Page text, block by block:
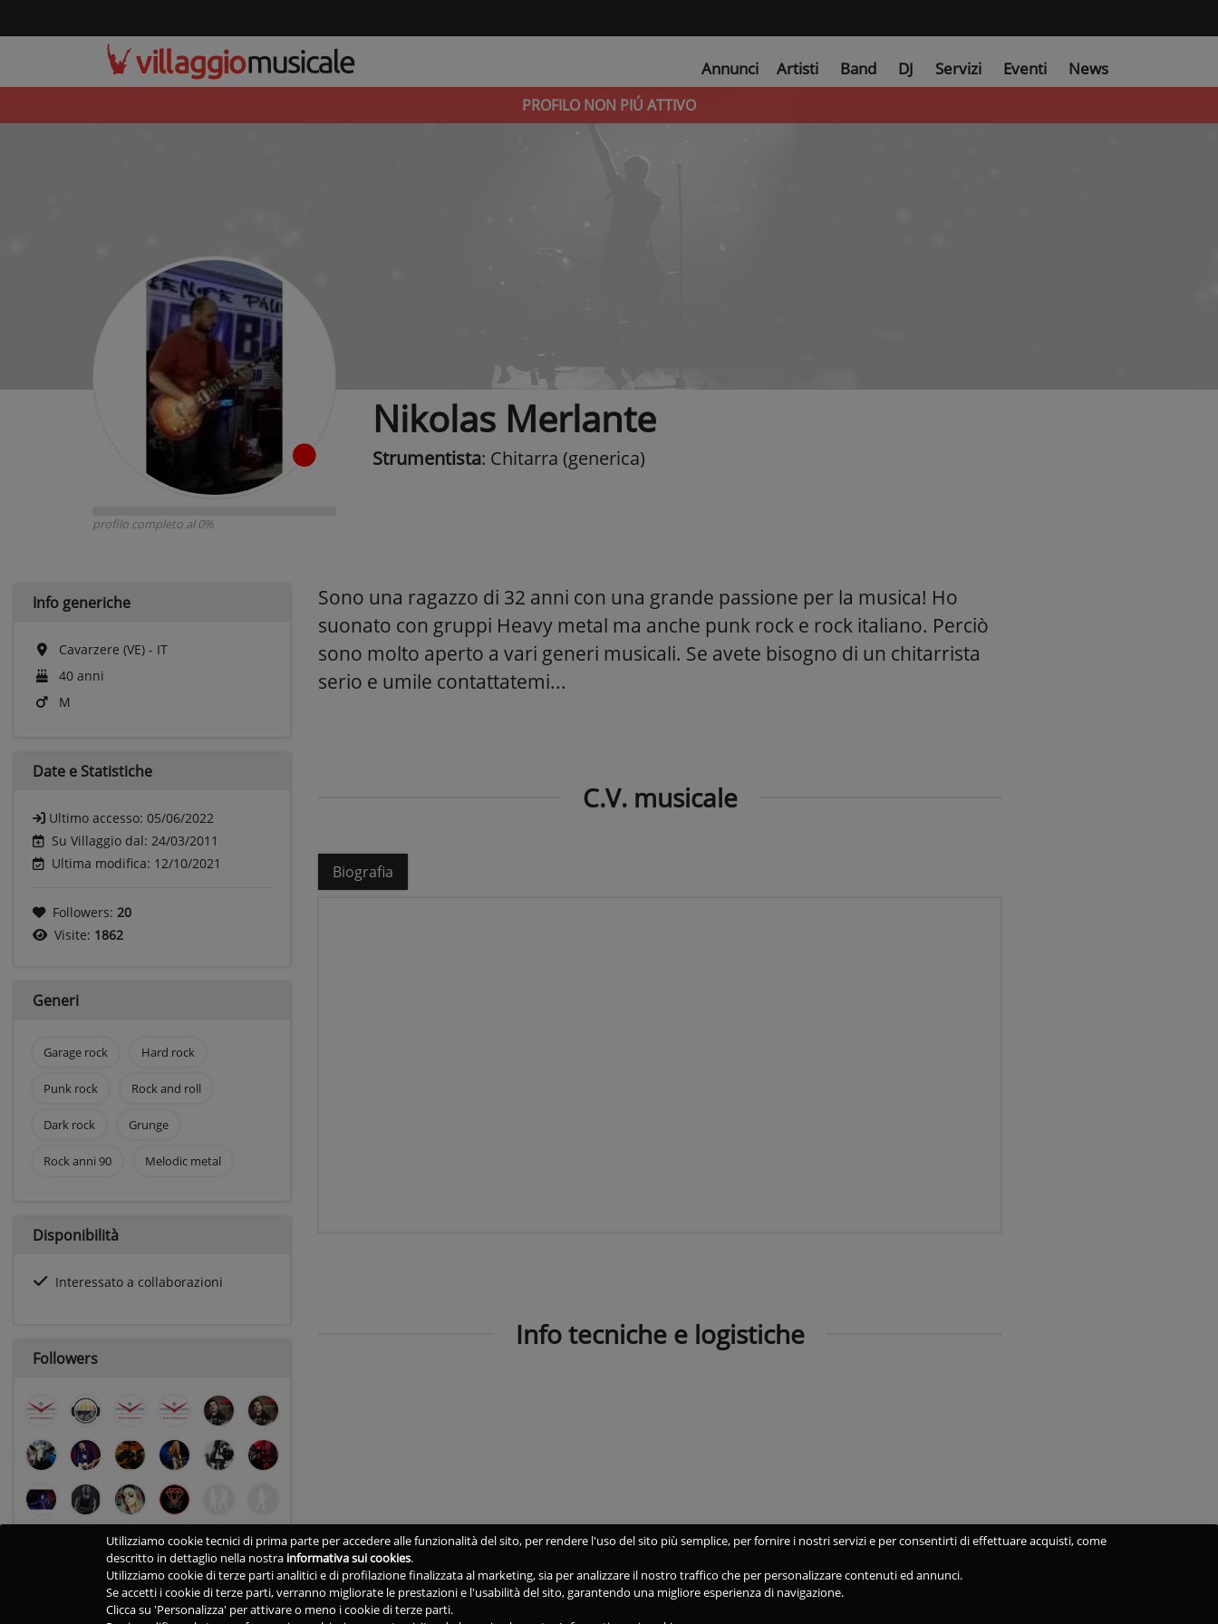
Annunci Artisti Band DJ Servizi Eventi News
PROFILO NON PIÚ ATTIVO
profilo completo al 0%
Nikolas Merlante
Strumentista: Chitarra (generica)
Info generiche
Cavarzere (VE) - IT
40 anni
M
Date e Statistiche
Ultimo accesso: 05/06/2022
Su Villaggio dal: 24/03/2011
Ultima modifica: 12/10/2021
Followers: 20
Visite: 1862
Generi
Garage rock Hard rock
Punk rock Rock and roll
Dark rock Grunge
Rock anni 90 Melodic metal
Disponibilità
Interessato a collaborazioni
Followers
Sono una ragazzo di 32 anni con una grande passione per la musica! Ho
suonato con gruppi Heavy metal ma anche punk rock e rock italiano. Perciò
sono molto aperto a vari generi musicali. Se avete bisogno di un chitarrista
serio e umile contattatemi...
C.V. musicale
Biografia
Info tecniche e logistiche
Utilizziamo cookie tecnici di prima parte per accedere alle funzionalità del sito, per rendere l'uso del sito più semplice, per fornire i nostri servizi e per consentirti di effettuare acquisti, come
descritto in dettaglio nella nostra informativa sui cookies.
Utilizziamo cookie di terze parti analitici e di profilazione finalizzata al marketing, sia per analizzare il nostro traffico che per personalizzare contenuti ed annunci.
Se accetti i cookie di terze parti, verranno migliorate le prestazioni e l'usabilità del sito, garantendo una migliore esperienza di navigazione.
Clicca su 'Personalizza' per attivare o meno i cookie di terze parti.